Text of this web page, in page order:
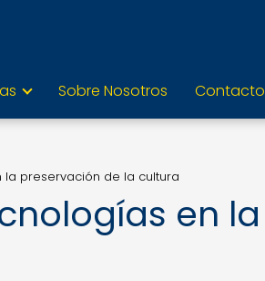
Sobre Nosotros Contacto
la preservación de la cultura
en la